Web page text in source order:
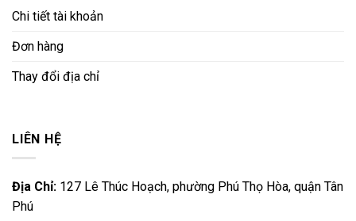
Chi tiết tài khoản
Đơn hàng
Thay đổi địa chỉ
LIÊN HỆ
Địa Chỉ: 127 Lê Thúc Hoạch, phường Phú Thọ Hòa, quận Tân
Phú